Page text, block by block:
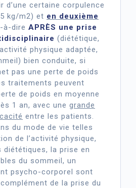
d’une certaine corpulence
kg/m2) et en deuxième
à-dire APRÈS une prise
(diététique,
physique adaptée,
bien conduite, si
pas une perte de poids
traitements peuvent
de poids en moyenne
1 an, avec une grande
entre les patients.
du mode de vie telles
de l’activité physique,
diététiques, la prise en
du sommeil, un
psycho-corporel sont
de la prise du